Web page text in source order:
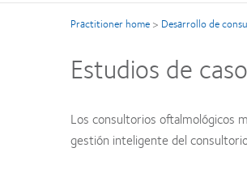
Practitioner home > Desarrollo de
Estudios de caso
Los consultorios oftalmológicos
gestión inteligente del